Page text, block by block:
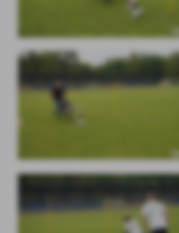
promocyjne mogą pojawić
firm będących naszymi
Firmy te działają w
treści w postaci wiadomości,
społecznościowych.